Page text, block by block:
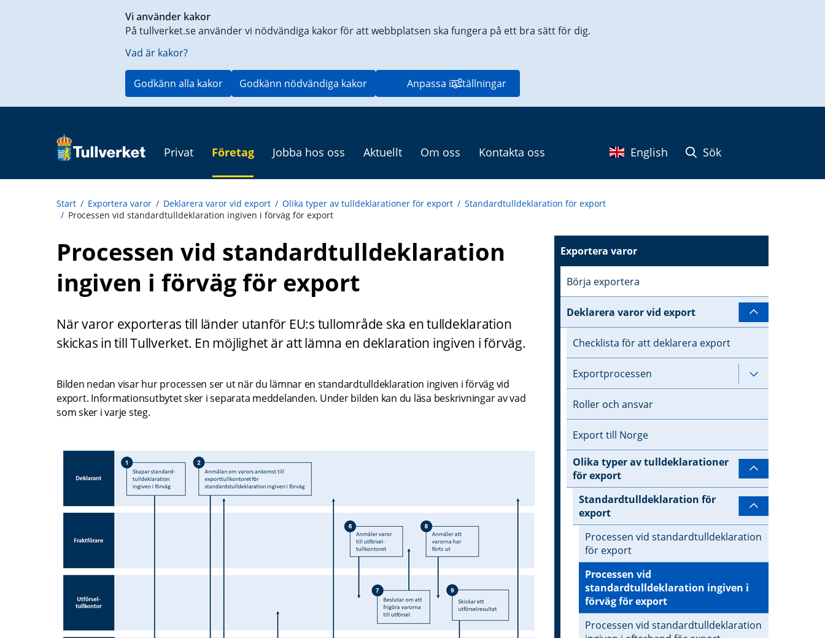
Vi använder kakor
På tullverket.se använder vi nödvändiga kakor för att webbplatsen ska fungera på ett bra sätt för dig.
Vad är kakor?
Godkänn alla kakor Godkänn nödvändiga kakor Anpassa inställningar
Privat Företag Jobba hos oss Aktuellt Om oss Kontakta oss English Sök
Start / Exportera varor / Deklarera varor vid export / Olika typer av tulldeklarationer för export / Standardtulldeklaration för export
/ Processen vid standardtulldeklaration ingiven i förväg för export
Processen vid standardtulldeklaration
ingiven i förväg för export
När varor exporteras till länder utanför EU:s tullområde ska en tulldeklaration
skickas in till Tullverket. En möjlighet är att lämna en deklaration ingiven i förväg.
Bilden nedan visar hur processen ser ut när du lämnar en standardtulldeklaration ingiven i förväg vid
export. Informationsutbytet sker i separata meddelanden. Under bilden kan du läsa beskrivningar av vad
som sker i varje steg.
Förstora bilden
Exportera varor
Börja exportera
Deklarera varor vid export
Checklista för att deklarera export
Exportprocessen
Roller och ansvar
Export till Norge
Olika typer av tulldeklarationer
för export
Standardtulldeklaration för
export
Processen vid standardtulldeklaration
för export
Processen vid
standardtulldeklaration ingiven i
förväg för export
Processen vid standardtulldeklaration